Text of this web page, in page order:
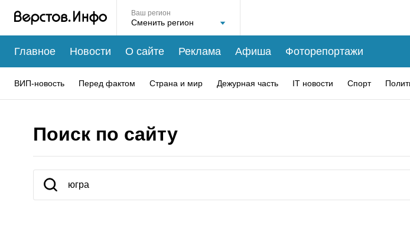
Ваш регион
Главное Новости О сайте Реклама Афиша Фоторепортажи
ВИП-новость Перед фактом Страна и мир Дежурная часть IT новости Спорт
Поиск по сайту